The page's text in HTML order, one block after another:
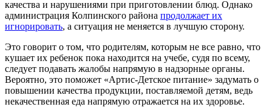
качества и нарушениями при приготовлении блюд. Однако
администрация Колпинского района продолжает их
игнорировать, а ситуация не меняется в лучшую сторону.
Это говорит о том, что родителям, которым не все равно, что
кушает их ребенок пока находится на учебе, судя по всему,
следует подавать жалобы напрямую в надзорные органы.
Вероятно, это поможет «Артис-Детское питание» задумать о
повышении качества продукции, поставляемой детям, ведь
некачественная еда напрямую отражается на их здоровье.